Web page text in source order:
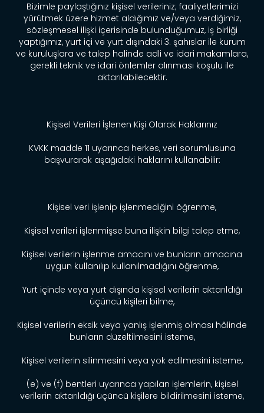
Bizimle paylaştığınız kişisel verileriniz; faaliyetlerimizi
yürütmek üzere hizmet aldığımız ve/veya verdiğimiz,
sözleşmesel ilişki içerisinde bulunduğumuz, iş birliği
yaptığımız, yurt içi ve yurt dışındaki 3. şahıslar ile kurum
ve kuruluşlara ve talep halinde adli ve idari makamlara,
gerekli teknik ve idari önlemler alınması koşulu ile
aktarılabilecektir.
Kişisel Verileri İşlenen Kişi Olarak Haklarınız
KVKK madde 11 uyarınca herkes, veri sorumlusuna
başvurarak aşağıdaki haklarını kullanabilir:
Kişisel veri işlenip işlenmediğini öğrenme,
Kişisel verileri işlenmişse buna ilişkin bilgi talep etme,
Kişisel verilerin işlenme amacını ve bunların amacına
uygun kullanılıp kullanılmadığını öğrenme,
Yurt içinde veya yurt dışında kişisel verilerin aktarıldığı
üçüncü kişileri bilme,
Kişisel verilerin eksik veya yanlış işlenmiş olması hâlinde
bunların düzeltilmesini isteme,
Kişisel verilerin silinmesini veya yok edilmesini isteme,
(e) ve (f) bentleri uyarınca yapılan işlemlerin, kişisel
verilerin aktarıldığı üçüncü kişilere bildirilmesini isteme,